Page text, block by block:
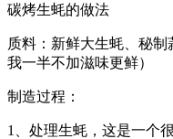
碳烤生蚝的做法
质料：新鲜大生蚝、秘制
我一半不加滋味更鲜）
制造过程：
1、处理生蚝，这是一个